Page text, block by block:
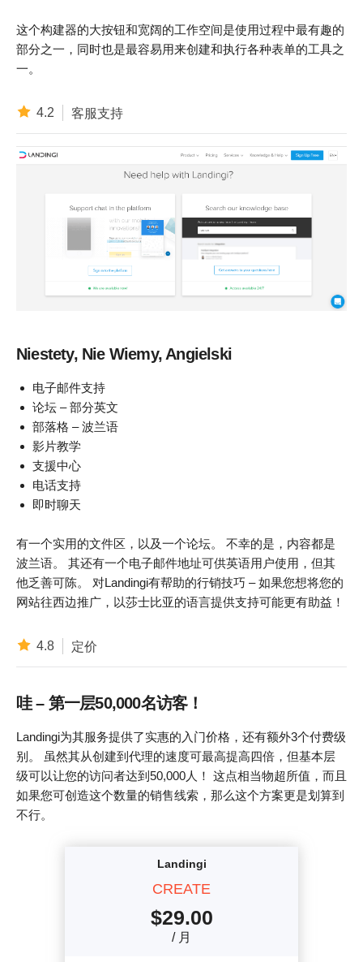
这个构建器的大按钮和宽阔的工作空间是使用过程中最有趣的
部分之一，同时也是最容易用来创建和执行各种表单的工具之
一。
4.2 客服支持
Niestety, Nie Wiemy, Angielski
电子邮件支持
论坛 – 部分英文
部落格 – 波兰语
影片教学
支援中心
电话支持
即时聊天
有一个实用的文件区，以及一个论坛。 不幸的是，内容都是
波兰语。 其还有一个电子邮件地址可供英语用户使用，但其
他乏善可陈。 对Landingi有帮助的行销技巧 – 如果您想将您的
网站往西边推广，以莎士比亚的语言提供支持可能更有助益！
4.8 定价
哇 – 第一层50,000名访客！
Landingi为其服务提供了实惠的入门价格，还有额外3个付费级
别。 虽然其从创建到代理的速度可最高提高四倍，但基本层
级可以让您的访问者达到50,000人！ 这点相当物超所值，而且
如果您可创造这个数量的销售线索，那么这个方案更是划算到
不行。
Landingi
CREATE
$29.00
/ 月